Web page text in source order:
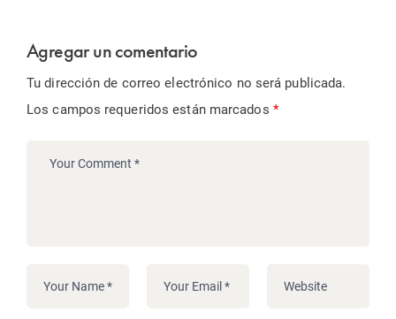
Agregar un comentario
Tu dirección de correo electrónico no será publicada.
Los campos requeridos están marcados *